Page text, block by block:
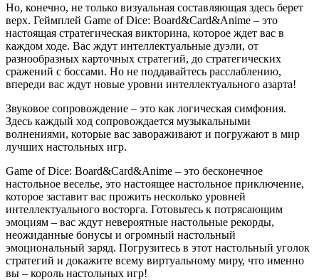
Но, конечно, не только визуальная составляющая здесь берет
верх. Геймплей Game of Dice: Board&Card&Anime – это
настоящая стратегическая викторина, которое ждет вас в
каждом ходе. Вас ждут интеллектуальные дуэли, от
разнообразных карточных стратегий, до стратегических
сражений с боссами. Но не поддавайтесь расслаблению,
впереди вас ждут новые уровни интеллектуального азарта!
Звуковое сопровождение – это как логическая симфония.
Здесь каждый ход сопровождается музыкальными
волнениями, которые вас завораживают и погружают в мир
лучших настольных игр.
Game of Dice: Board&Card&Anime – это бесконечное
настольное веселье, это настоящее настольное приключение,
которое заставит вас прожить несколько уровней
интеллектуального восторга. Готовьтесь к потрясающим
эмоциям – вас ждут невероятные настольные рекорды,
неожиданные бонусы и огромный настольный
эмоциональный заряд. Погрузитесь в этот настольный уголок
стратегий и докажите всему виртуальному миру, что именно
вы – король настольных игр!